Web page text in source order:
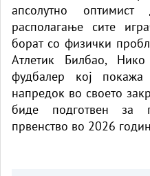
апсолутно
располагање сите
борат со физички
Атлетик Билбао,
фудбалер кој покажа
напредок во своето
биде подготвен за
првенство во 2026